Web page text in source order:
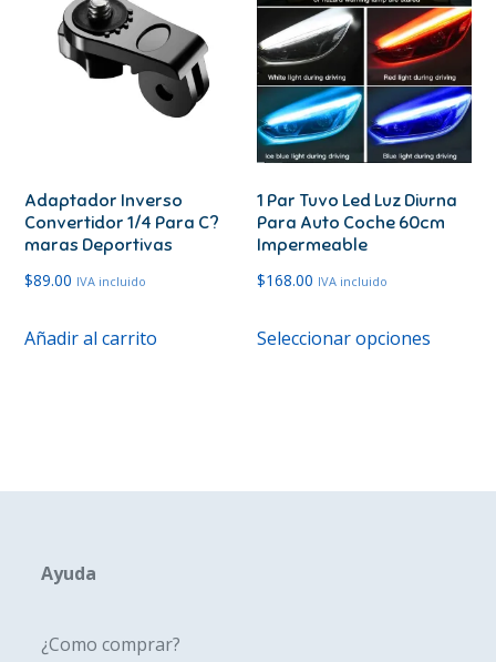
Las
se
pueden
elegir
la
página
Adaptador Inverso
Convertidor 1/4 Para C?
maras Deportivas
$89.00 IVA incluido
Añadir al carrito
1 Par Tuvo Led Luz Diurna
Para Auto Coche 60cm
Impermeable
$168.00 IVA incluido
Seleccionar opciones
Ayuda
¿Como comprar?